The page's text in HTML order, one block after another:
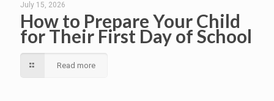
July 15, 2026
How to Prepare Your Child
for Their First Day of School
Read more